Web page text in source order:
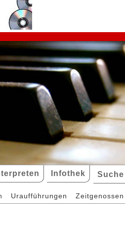
Infothek Suche
Uraufführungen Zeitgenossen